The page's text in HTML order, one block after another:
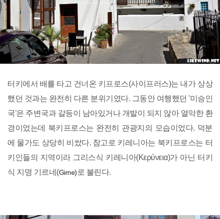
터키에서 배를 타고 건너온 키프로스(사이프러스)는 내가 상상
했던 것과는 완전히 다른 분위기였다. 그동안 여행했던 '미승인
국'은 주변국과 갈등이 남아있거나 개발이 되지 않아 열악한 환
경이었는데 북키프로스는 완전히 관광지의 모습이었다. 덕분
에 물가도 상당히 비쌌다. 참고로 키레니아는 북키프로스는 터
키인들의 지역이라 그리스식 키레니아(Κερύνεια)가 아닌 터키
식 지명 기르네(Girne) 로 불린다.